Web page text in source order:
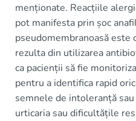
menționate. Reacțiile
pot manifesta prin șoc
pseudomembranoasă este
rezulta din utilizarea
ca pacienții să fie
pentru a identifica rapid
semnele de intoleranță
urticaria sau dificultățile